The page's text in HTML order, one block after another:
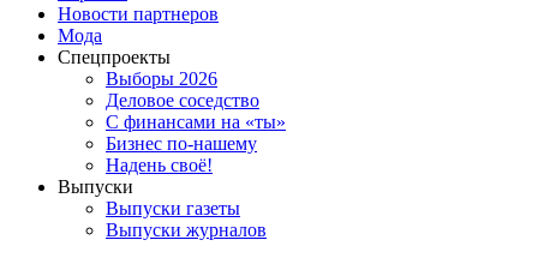
Новости партнеров
Мода
Спецпроекты
Выборы 2026
Деловое соседство
С финансами на «ты»
Бизнес по-нашему
Надень своё!
Выпуски
Выпуски газеты
Выпуски журналов